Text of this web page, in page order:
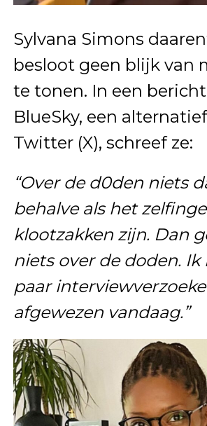
Sylvana Simons
besloot geen blijk van
te tonen. In een
BlueSky, een
Twitter (X), schreef ze:
“Over de d0den niets
behalve als het
klootzakken zijn. Dan
niets over de doden. Ik
paar
afgewezen vandaag.”